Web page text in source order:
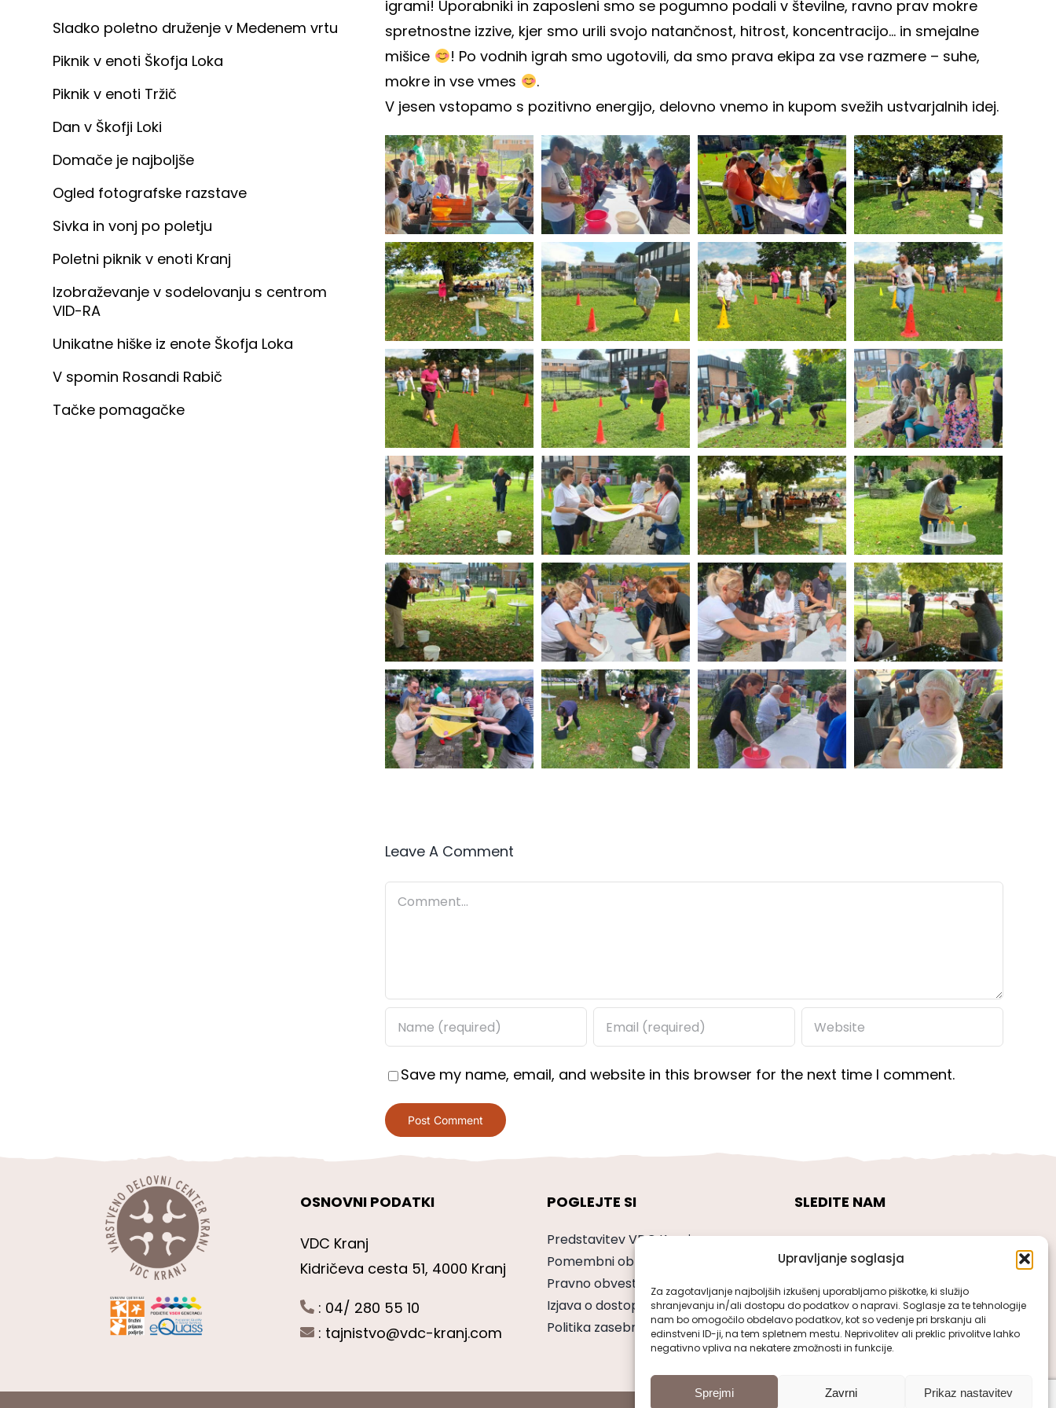
Upravljanje soglasja
Za zagotavljanje najboljših izkušenj uporabljamo piškotke, ki služijo
shranjevanju in/ali dostopu do podatkov o napravi. Soglasje za te tehnologije
nam bo omogočilo obdelavo podatkov, kot so vedenje pri brskanju ali
edinstveni ID-ji, na tem spletnem mestu. Neprivolitev ali preklic privolitve lahko
negativno vpliva na nekatere zmožnosti in funkcije.
Sprejmi Zavrni Prikaz nastavitev
Sladko poletno druženje v Medenem vrtu
Piknik v enoti Škofja Loka
Piknik v enoti Tržič
Dan v Škofji Loki
Domače je najboljše
Ogled fotografske razstave
Sivka in vonj po poletju
Poletni piknik v enoti Kranj
Izobraževanje v sodelovanju s centrom
VID-RA
Unikatne hiške iz enote Škofja Loka
V spomin Rosandi Rabič
Tačke pomagačke
igrami! Uporabniki in zaposleni smo se pogumno podali v številne, ravno prav mokre
spretnostne izzive, kjer smo urili svojo natančnost, hitrost, koncentracijo… in smejalne
mišice
! Po vodnih igrah smo ugotovili, da smo prava ekipa za vse razmere – suhe,
mokre in vse vmes
.
V jesen vstopamo s pozitivno energijo, delovno vnemo in kupom svežih ustvarjalnih idej.
Leave A Comment
Comment
Save my name, email, and website in this browser for the next time I comment.
OSNOVNI PODATKI
VDC Kranj
Kidričeva cesta 51, 4000 Kranj
: 04/ 280 55 10
: tajnistvo@vdc-kranj.com
POGLEJTE SI
Predstavitev VDC Kranj
Pomembni obrazci
Pravno obvestilo
Izjava o dostopnosti
Politika zasebnosti
SLEDITE NAM